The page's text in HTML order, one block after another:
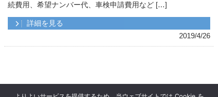
続費用、希望ナンバー代、車検申請費用など […]
詳細を見る
2019/4/26